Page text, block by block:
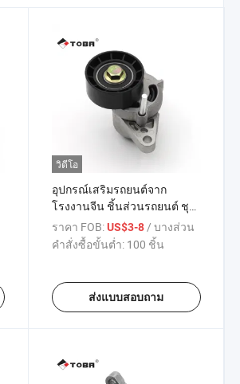
วิดีโอ
อุปกรณ์เสริมรถยนต์จาก
โรงงานจีน ชิ้นส่วนรถยนต์ ชุด
ประกอบสายพานตึง OEM
1192500QAA 1192500QAL
ราคา FOB: US$3-8/ บางส่วน
คำสั่งซื้อขั้นต่ำ: 100 ชิ้น
ส่งแบบสอบถาม